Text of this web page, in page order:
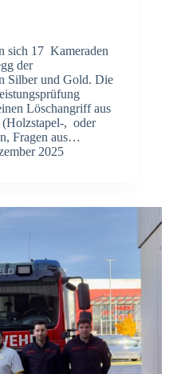
sich 17 Kameraden
der
Silber und Gold. Die
Löschangriff aus
(Holzstapel-, oder
Fragen aus…
2025